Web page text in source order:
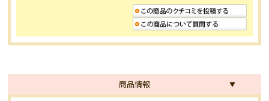
商品情報